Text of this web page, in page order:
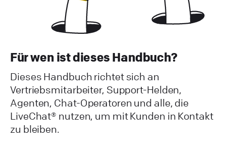
Für wen ist dieses Handbuch?
Dieses Handbuch richtet sich an
Vertriebsmitarbeiter, Support-Helden,
Agenten, Chat-Operatoren und alle, die
LiveChat® nutzen, um mit Kunden in Kontakt
zu bleiben.